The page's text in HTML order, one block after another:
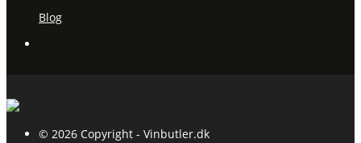
Blog
© 2026 Copyright - Vinbutler.dk